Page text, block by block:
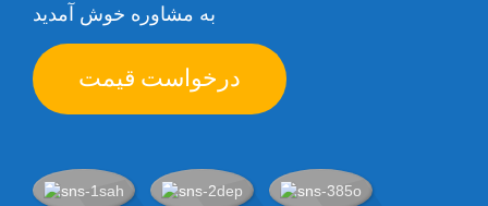
به مشاوره خوش آمدید
درخواست قیمت